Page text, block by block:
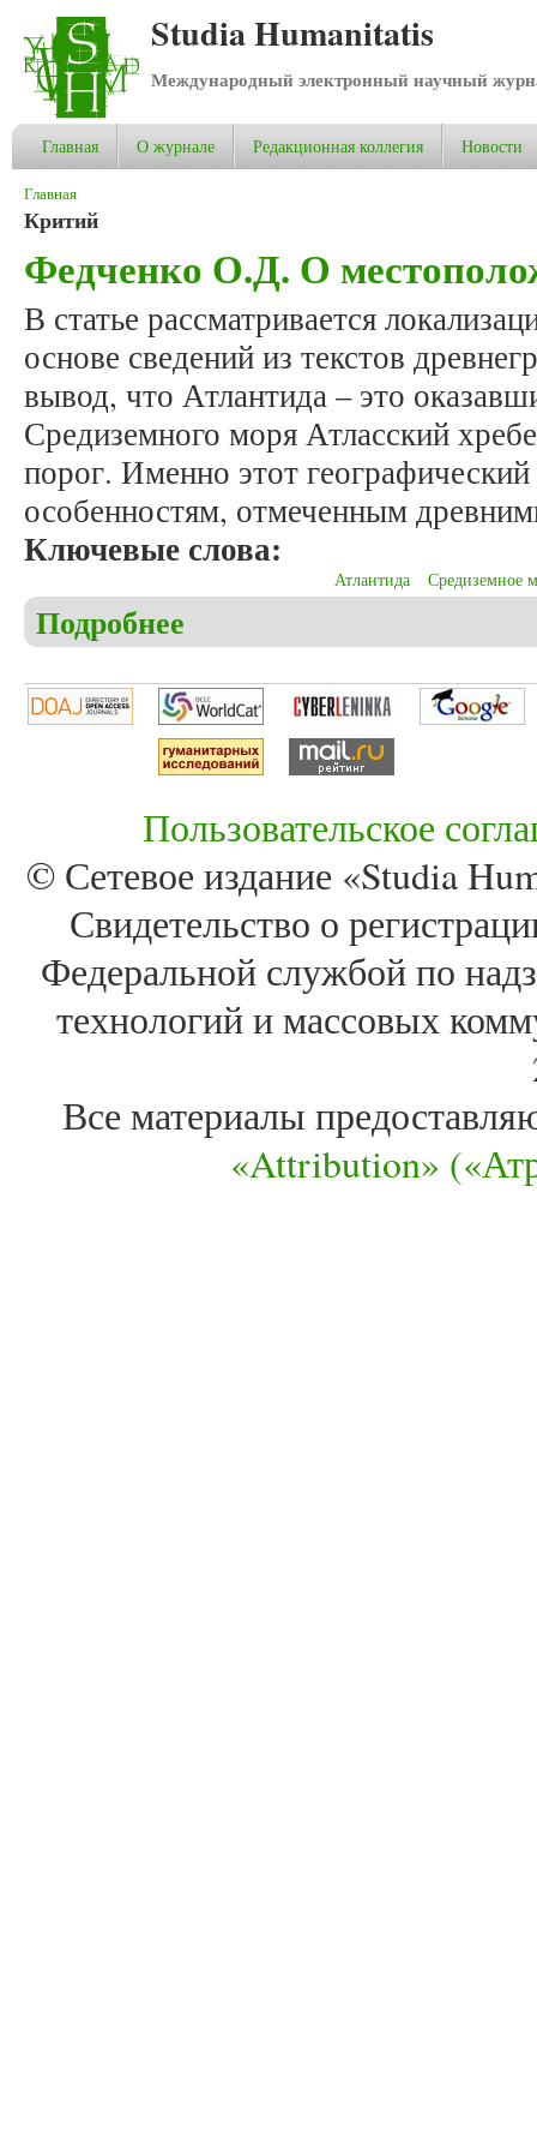
Studia Humanitatis
Международный электронный научный
Главная О журнале Редакционная коллегия Новости
Вы здесь
Главная
Критий
Федченко О.Д. О
В статье рассматривается
основе сведений из текстов
вывод, что Атлантида – это
Средиземного моря Атласский
порог. Именно этот
особенностям, отмеченным
Ключевые слова:
Атлантида Средиземное
Подробнее
Пользовательское
© Сетевое издание «Studia
Свидетельство о
Федеральной службой по
технологий и массовых
Все материалы
«Attribution»